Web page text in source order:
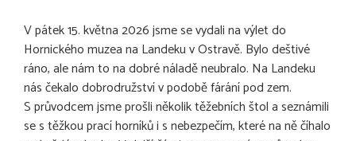
V pátek 15. května 2026 jsme se vydali na výlet do
Hornického muzea na Landeku v Ostravě. Bylo deštivé
ráno, ale nám to na dobré náladě neubralo. Na Landeku
nás čekalo dobrodružství v podobě fárání pod zem.
S průvodcem jsme prošli několik těžebních štol a seznámili
se s těžkou prací horníků i s nebezpečím, které na ně číhalo